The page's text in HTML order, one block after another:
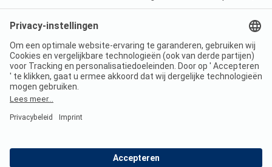
Imprint
Jouw privacy
Voorwaarden
Wet digitale diensten